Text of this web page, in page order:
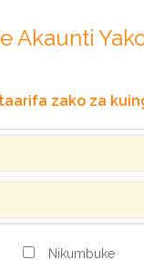
Akaunti
zako za
Nikumbuke